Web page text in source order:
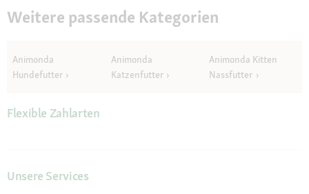
Weitere passende Kategorien
Animonda
Hundefutter
Animonda
Katzenfutter
Animonda Kitten
Nassfutter
Flexible Zahlarten
Unsere Services